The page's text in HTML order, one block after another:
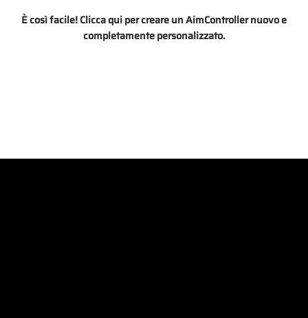
È così facile! Clicca qui per creare un AimController nuovo e
completamente personalizzato.